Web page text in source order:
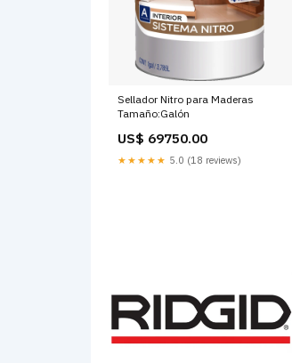
Sellador Nitro para Maderas
Tamaño:Galón
US$ 69750.00
★★★★★ 5.0 (18 reviews)